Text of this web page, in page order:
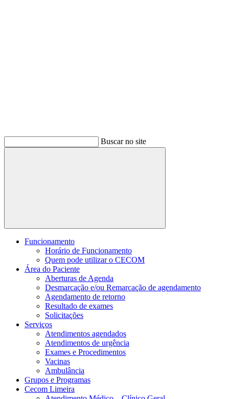
Buscar no site
Buscar
Funcionamento
Horário de Funcionamento
Quem pode utilizar o CECOM
Área do Paciente
Aberturas de Agenda
Desmarcação e/ou Remarcação de agendamento
Agendamento de retorno
Resultado de exames
Solicitações
Serviços
Atendimentos agendados
Atendimentos de urgência
Exames e Procedimentos
Vacinas
Ambulância
Grupos e Programas
Cecom Limeira